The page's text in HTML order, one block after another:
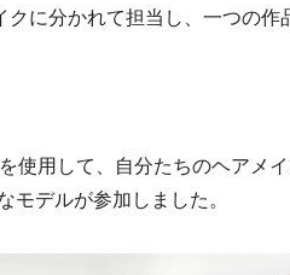
に分かれて担当し、一つの作
使用して、自分たちのヘアメ
モデルが参加しました。